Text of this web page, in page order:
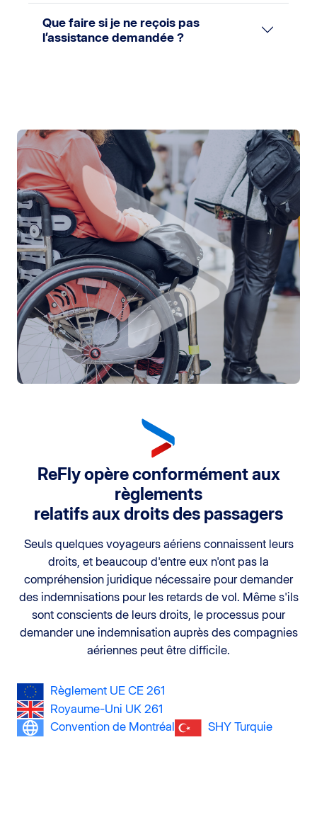
Que faire si je ne reçois pas
l’assistance demandée ?
ReFly opère conformément aux
règlements
relatifs aux droits des passagers
Seuls quelques voyageurs aériens connaissent leurs
droits, et beaucoup d'entre eux n'ont pas la
compréhension juridique nécessaire pour demander
des indemnisations pour les retards de vol. Même s'ils
sont conscients de leurs droits, le processus pour
demander une indemnisation auprès des compagnies
aériennes peut être difficile.
Règlement UE CE 261
Royaume-Uni UK 261
Convention de Montréal
SHY Turquie